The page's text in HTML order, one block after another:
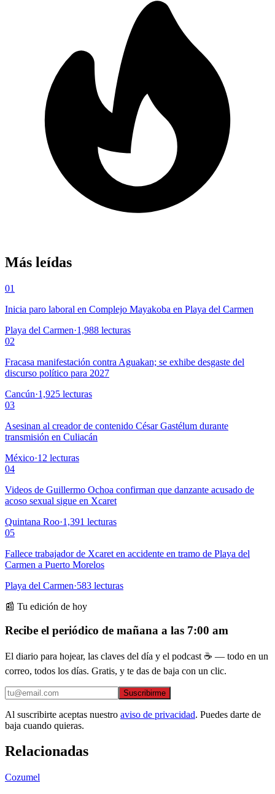
Más leídas
01
Inicia paro laboral en Complejo Mayakoba en Playa del Carmen
Playa del Carmen·1,988 lecturas
02
Fracasa manifestación contra Aguakan; se exhibe desgaste del
discurso político para 2027
Cancún·1,925 lecturas
03
Asesinan al creador de contenido César Gastélum durante
transmisión en Culiacán
México·12 lecturas
04
Videos de Guillermo Ochoa confirman que danzante acusado de
acoso sexual sigue en Xcaret
Quintana Roo·1,391 lecturas
05
Fallece trabajador de Xcaret en accidente en tramo de Playa del
Carmen a Puerto Morelos
Playa del Carmen·583 lecturas
📰 Tu edición de hoy
Recibe el periódico de mañana a las 7:00 am
El diario para hojear, las claves del día y el podcast ☕ — todo en un
correo, todos los días. Gratis, y te das de baja con un clic.
Suscribirme
Al suscribirte aceptas nuestro aviso de privacidad. Puedes darte de
baja cuando quieras.
Relacionadas
Cozumel